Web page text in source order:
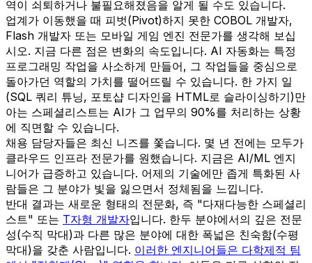
역이 쇠퇴하거나 불필요해졌음을 알게 될 수도 있습니다.
업계가 이동했을 때 피벗(Pivot)하지 못한 COBOL 개발자,
Flash 개발자 또는 모바일 게임 엔진 전문가를 생각해 보십
시오. 지금 다른 점은 변화의 속도입니다. AI 자동화는 특정
프로그래밍 작업을 사소하게 만들어, 그 작업들을 중심으로
돌아가던 역할의 가치를 떨어뜨릴 수 있습니다. 한 가지 일
(SQL 쿼리 튜닝, 포토샵 디자인을 HTML로 슬라이싱하기)만
아는 스페셜리스트는 AI가 그 업무의 90%를 처리하는 상황
에 직면할 수 있습니다.
채용 담당자들은 최신 니즈를 쫓습니다. 몇 년 전에는 모두가
클라우드 인프라 전문가를 원했습니다. 지금은 AI/ML 엔지
니어가 급증하고 있습니다. 어제의 기술에만 좁게 특화된 사
람들은 그 분야가 빛을 잃으면서 정체됨을 느낍니다.
반대 결과는 새로운 형태의 전문화, 즉 "다재다능한 스페셜리
스트" 또는 T자형 개발자입니다. 한두 분야에서의 깊은 전문
성(수직 막대)과 다른 많은 분야에 대한 폭넓은 친숙함(수평
막대)을 갖춘 사람입니다. 이러한 엔지니어들은 다학제적 팀